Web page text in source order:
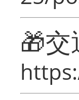
🎁